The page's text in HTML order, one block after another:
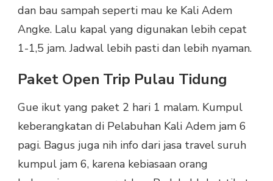
dan bau sampah seperti mau ke Kali Adem
Angke. Lalu kapal yang digunakan lebih cepat
1-1,5 jam. Jadwal lebih pasti dan lebih nyaman.
Paket Open Trip Pulau Tidung
Gue ikut yang paket 2 hari 1 malam. Kumpul
keberangkatan di Pelabuhan Kali Adem jam 6
pagi. Bagus juga nih info dari jasa travel suruh
kumpul jam 6, karena kebiasaan orang